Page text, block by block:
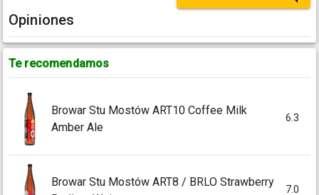
Opiniones
Te recomendamos
Browar Stu Mostów ART10 Coffee Milk
Amber Ale
6.3
Browar Stu Mostów ART8 / BRLO Strawberry
7.0